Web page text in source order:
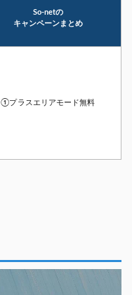
So-netの
キャンペーンまとめ
①プラスエリアモード無料